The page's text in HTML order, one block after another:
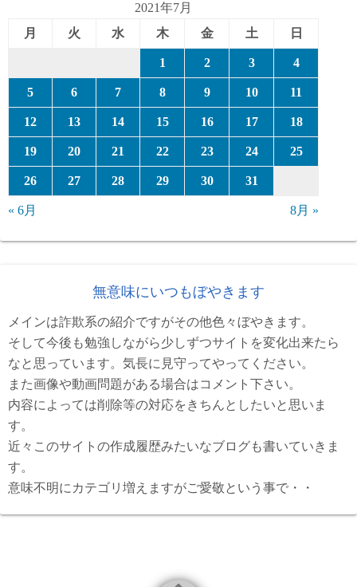
2021年7月
月
火 水 木 金 土 日
1 2 3 4
5 6 7 8 9 10 11
12 13 14 15 16 17 18
19 20 21 22 23 24 25
26 27 28 29 30 31
« 6月 8月 »
無意味にいつもぼやきます
メインは詐欺系の紹介ですがその他色々ぼやきます。
そして今後も勉強しながら少しずつサイトを変化出来たら
なと思っています。気長に見守ってやってください。
また画像や動画問題がある場合はコメント下さい。
内容によっては削除等の対応をきちんとしたいと思いま
す。
近々このサイトの作成履歴みたいなブログも書いていきま
す。
意味不明にカテゴリ増えますがご愛敬という事で・・